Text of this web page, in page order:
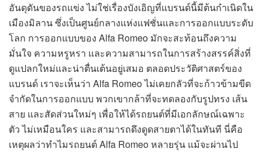
อันดุดันของรถแข่ง ไม่ใช่เรื่องบังเอิญที่แบรนด์นี้มีต้นกำเนิดใน
เมืองมิลาน ซึ่งเป็นศูนย์กลางแห่งแฟชั่นและการออกแบบระดับ
โลก การออกแบบของ Alfa Romeo มักจะสะท้อนถึงความ
มั่นใจ ความหรูหรา และความสามารถในการสร้างสรรค์สิ่งที่
ดูแปลกใหม่และน่าตื่นเต้นอยู่เสมอ ตลอดประวัติศาสตร์ของ
แบรนด์ เราจะเห็นว่า Alfa Romeo ไม่เคยกลัวที่จะก้าวข้ามขีด
จำกัดในการออกแบบ พวกเขากล้าที่จะทดลองกับรูปทรง เส้น
สาย และสัดส่วนใหม่ๆ เพื่อให้ได้รถยนต์ที่มีเอกลักษณ์เฉพาะ
ตัว ไม่เหมือนใคร และสามารถดึงดูดสายตาได้ในทันที นี่คือ
เหตุผลว่าทำไมรถยนต์ Alfa Romeo หลายรุ่น แม้จะผ่านไป